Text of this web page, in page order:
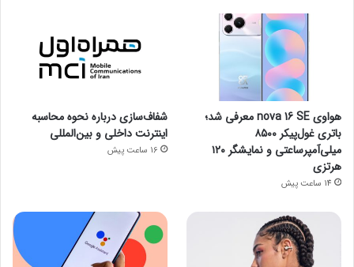
هواوی nova 16 SE معرفی شد؛
باتری غول‌پیکر ۸۵۰۰
میلی‌آمپرساعتی و نمایشگر ۱۲۰
هرتزی
14 ساعت پیش
شفاف‌سازی درباره نحوه محاسبه
اینترنت داخلی و بین‌المللی
16 ساعت پیش